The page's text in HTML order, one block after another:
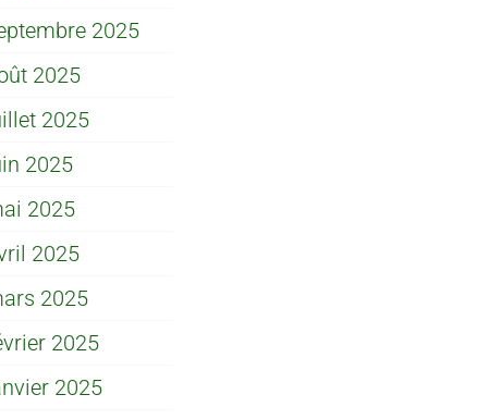
2025
2025
2025
2025
2025
2025
2025
2025
2025